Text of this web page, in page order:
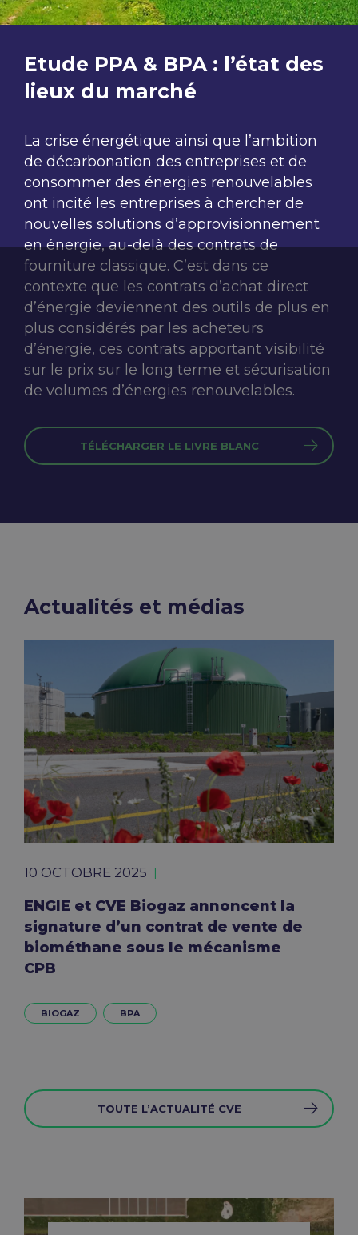
Etude PPA & BPA : l’état des
lieux du marché
La crise énergétique ainsi que l’ambition
de décarbonation des entreprises et de
consommer des énergies renouvelables
ont incité les entreprises à chercher de
nouvelles solutions d’approvisionnement
enénergie, au-delà des contrats de
fourniture classique. C’est dans ce
contexte que les contrats d’achat direct
d’énergie deviennent des outils de plus en
plus considérés par les acheteurs
d’énergie, ces contrats apportant visibilité
sur le prix sur le long terme et sécurisation
de volumes d’énergies renouvelables.
TÉLÉCHARGER LE LIVRE BLANC
Actualités et médias
10 OCTOBRE 2025
ENGIE et CVE Biogaz annoncent la
signature d’un contrat de vente de
biométhane sous le mécanisme
CPB
BIOGAZ BPA
TOUTE L’ACTUALITÉ CVE